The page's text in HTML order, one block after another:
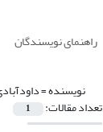
راهنمای نویسندگان
نویسنده =
تعداد مقالات: 1